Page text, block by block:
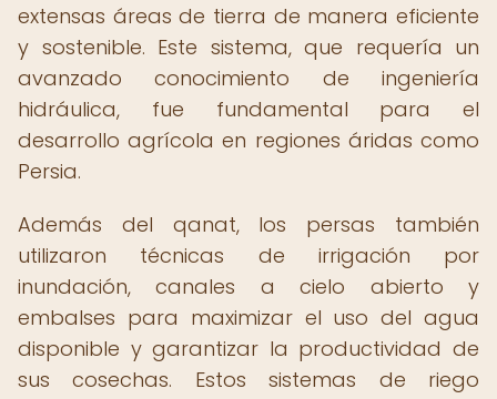
extensas áreas de tierra de manera eficiente
y sostenible. Este sistema, que requería un
avanzado conocimiento de ingeniería
hidráulica, fue fundamental para el
desarrollo agrícola en regiones áridas como
Persia.
Además del qanat, los persas también
utilizaron técnicas de irrigación por
inundación, canales a cielo abierto y
embalses para maximizar el uso del agua
disponible y garantizar la productividad de
sus cosechas. Estos sistemas de riego